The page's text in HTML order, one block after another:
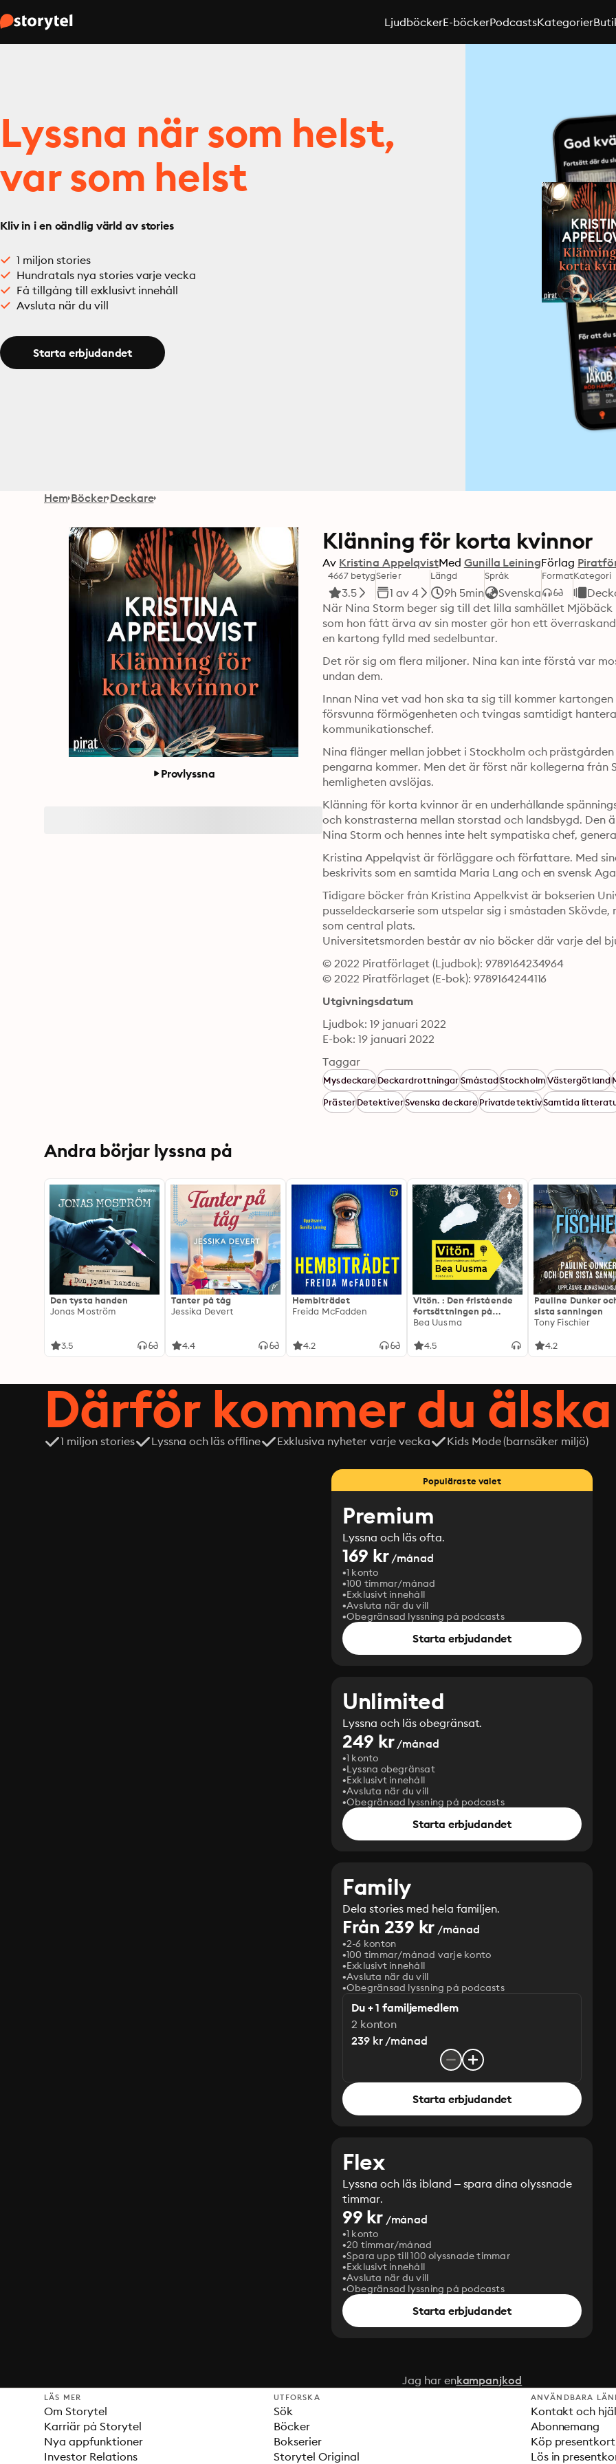
LjudböckerE-böckerPodcastsKategorier
Lyssna när som helst,
var som helst
Kliv in i en oändlig värld av stories
1 miljon stories
Hundratals nya stories varje vecka
Få tillgång till exklusivt innehåll
Avsluta när du vill
Starta erbjudandet
Hem Böcker Deckare
Provlyssna
Klänning för korta kvinnor
Av Kristina AppelqvistMed Gunilla LeiningFörlag
4667 betyg
3.5
Serier
1 av 4
Längd
9h 5min
Språk
Svenska
FormatKategori
När Nina Storm beger sig till det lilla samhället
som hon fått ärva av sin moster gör hon ett
en kartong fylld med sedelbuntar.
Det rör sig om flera miljoner. Nina kan inte förstå var
undan dem.
Innan Nina vet vad hon ska ta sig till kommer
försvunna förmögenheten och tvingas samtidigt
kommunikationschef.
Nina flänger mellan jobbet i Stockholm och
pengarna kommer. Men det är först när kollegerna
hemligheten avslöjas.
Klänning för korta kvinnor är en underhållande
och konstrasterna mellan storstad och landsbygd. Den
Kristina Appelqvist är förläggare och författare. Med
beskrivits som en samtida Maria Lang och en svensk
Tidigare böcker från Kristina Appelkvist är bokserien
pusseldeckarserie som utspelar sig i småstaden
som central plats.
Universitetsmorden består av nio böcker där varje del
© 2022 Piratförlaget (Ljudbok): 9789164234964
© 2022 Piratförlaget (E-bok): 9789164244116
Utgivningsdatum
Ljudbok: 19 januari 2022
E-bok: 19 januari 2022
Taggar
MysdeckareDeckardrottningarSmåstadStockholmVästergötland
PrästerDetektiverSvenska deckarePrivatdetektivSamtida
Andra börjar lyssna på
Den tysta handen
Jonas Moström
3.5
Tanter på tåg
Jessika Devert
4.4
Hembiträdet
Freida McFadden
4.2
Vitön. : Den fristående
fortsättningen på
Expeditionen
Bea Uusma
4.5
Pauline Dunker
sista sanningen
Tony Fischier
4.2
Därför kommer du
1 miljon stories Lyssna och läs offline Exklusiva nyheter varje vecka Kids Mode (barnsäker miljö)
Populäraste valet
Premium
Lyssna och läs ofta.
169 kr/månad
1 konto
100 timmar/månad
Exklusivt innehåll
Avsluta när du vill
Obegränsad lyssning på podcasts
Starta erbjudandet
Unlimited
Lyssna och läs obegränsat.
249 kr/månad
1 konto
Lyssna obegränsat
Exklusivt innehåll
Avsluta när du vill
Obegränsad lyssning på podcasts
Starta erbjudandet
Family
Dela stories med hela familjen.
Från 239 kr /månad
2-6 konton
100 timmar/månad varje konto
Exklusivt innehåll
Avsluta när du vill
Obegränsad lyssning på podcasts
Du + 1 familjemedlem
2 konton
239 kr /månad
Starta erbjudandet
Flex
Lyssna och läs ibland – spara dina olyssnade
timmar.
99 kr/månad
1 konto
20 timmar/månad
Spara upp till 100 olyssnade timmar
Exklusivt innehåll
Avsluta när du vill
Obegränsad lyssning på podcasts
Starta erbjudandet
Jag har enkampanjkod
LÄS MER
Om Storytel
Karriär på Storytel
Nya appfunktioner
Investor Relations
UTFORSKA
Sök
Böcker
Bokserier
Storytel Original
ANVÄNDBARA
Kontakt och
Abonnemang
Köp presentkort
Lös in